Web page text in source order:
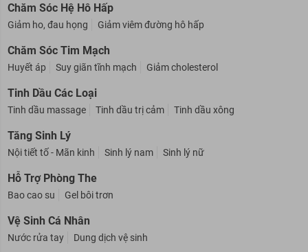
Chăm Sóc Hệ Hô Hấp
Giảm ho, đau họng Giảm viêm đường hô hấp
Chăm Sóc Tim Mạch
Huyết áp Suy giãn tĩnh mạch Giảm cholesterol
Tinh Dầu Các Loại
Tinh dầu massage Tinh dầu trị cảm Tinh dầu xông
Tăng Sinh Lý
Nội tiết tố - Mãn kinh Sinh lý nam Sinh lý nữ
Hỗ Trợ Phòng The
Bao cao su Gel bôi trơn
Vệ Sinh Cá Nhân
Nước rửa tay Dung dịch vệ sinh